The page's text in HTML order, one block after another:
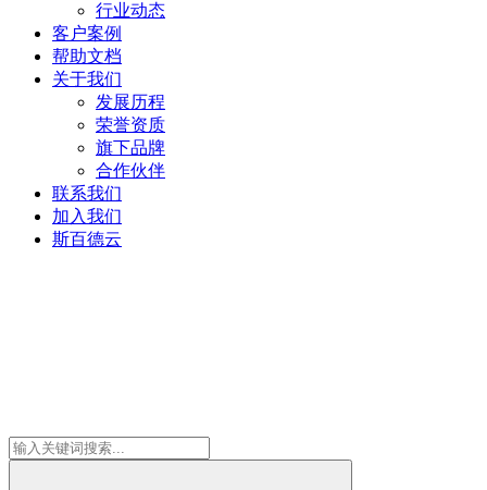
行业动态
客户案例
帮助文档
关于我们
发展历程
荣誉资质
旗下品牌
合作伙伴
联系我们
加入我们
斯百德云